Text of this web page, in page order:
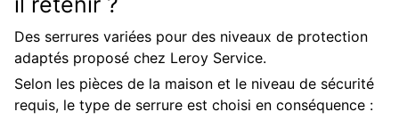
Des serrures variées pour des niveaux de protection
adaptés proposé chez Leroy Service.
Selon les pièces de la maison et le niveau de sécurité
requis, le type de serrure est choisi en conséquence :